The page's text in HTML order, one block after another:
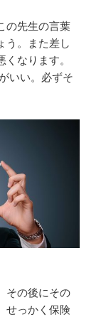
の先生の言葉
う。また差し
なります。
いい。必ずそ
その後にその
せっかく保険